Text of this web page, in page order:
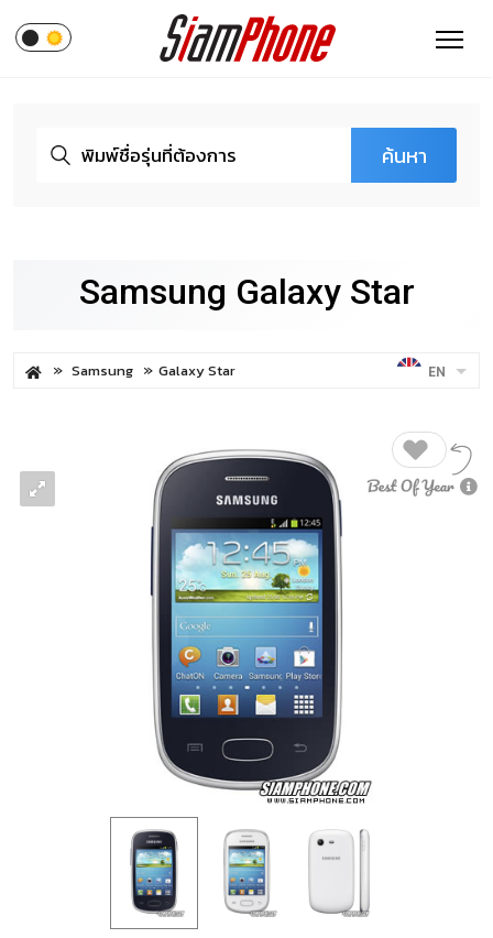
ค้นหา
Samsung Galaxy Star
Samsung Galaxy Star EN